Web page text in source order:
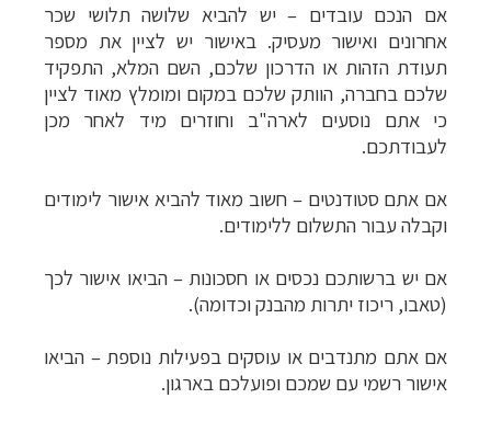
אם הנכם עובדים – יש להביא שלושה תלושי שכר
אחרונים ואישור מעסיק. באישור יש לציין את מספר
תעודת הזהות או הדרכון שלכם, השם המלא, התפקיד
שלכם בחברה, הוותק שלכם במקום ומומלץ מאוד לציין
כי אתם נוסעים לארה"ב וחוזרים מיד לאחר מכן
לעבודתכם.
אם אתם סטודנטים – חשוב מאוד להביא אישור לימודים
וקבלה עבור התשלום ללימודים.
אם יש ברשותכם נכסים או חסכונות – הביאו אישור לכך
(טאבו, ריכוז יתרות מהבנק וכדומה).
אם אתם מתנדבים או עוסקים בפעילות נוספת – הביאו
אישור רשמי עם שמכם ופועלכם בארגון.